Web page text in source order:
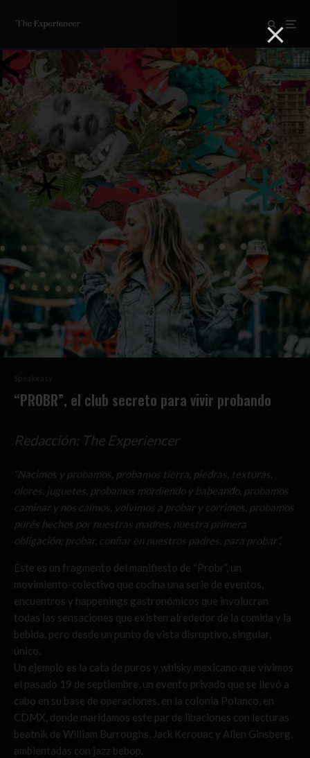
“PROBR”, el club secreto para vivir probando
Redacción: The Experiencer
“Nacimos y probamos, probamos tierra, piedras, texturas,
olores, juguetes, probamos mordiendo y babeando, probamos
caminar y nos caímos, volvimos a probar y corrimos, probamos
purés hechos por nuestras madres, nuestra primera
obligación; probar, confiar en nuestros padres, para probar”.
Este es un fragmento del manifiesto de “Probr”, un
movimiento-colectivo que cocina una serie de eventos,
encuentros y happenings gastronómicos que involucran
todas las sensaciones que existen alrededor de la comida y la
bebida, pero desde un punto de vista disruptivo, singular,
único.
Un ejemplo es la cata de puros y whisky mexicano que vivimos
el pasado 19 de septiembre, un evento privado que se llevó a
cabo en su base de operaciones, en la colonia Polanco, en
CDMX, donde maridamos este par de libaciones con lecturas
beatnik de William Burroughs, Jack Kerouac y Allen Ginsberg,
ambientadas con jazz bebop.